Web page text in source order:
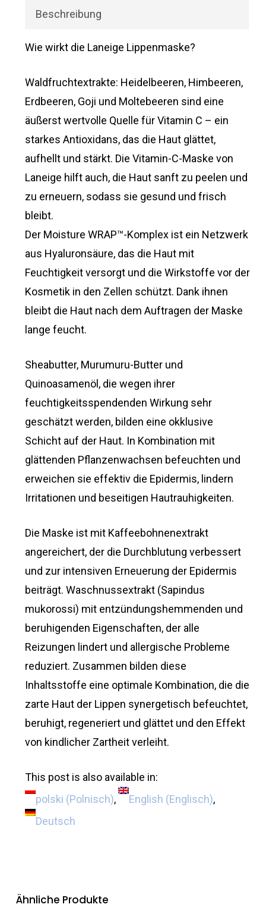
Beschreibung
Wie wirkt die Laneige Lippenmaske?
Waldfruchtextrakte: Heidelbeeren, Himbeeren,
Erdbeeren, Goji und Moltebeeren sind eine
äußerst wertvolle Quelle für Vitamin C – ein
starkes Antioxidans, das die Haut glättet,
aufhellt und stärkt. Die Vitamin-C-Maske von
Laneige hilft auch, die Haut sanft zu peelen und
zu erneuern, sodass sie gesund und frisch
bleibt.
Der Moisture WRAP™-Komplex ist ein Netzwerk
aus Hyaluronsäure, das die Haut mit
Feuchtigkeit versorgt und die Wirkstoffe vor der
Kosmetik in den Zellen schützt. Dank ihnen
bleibt die Haut nach dem Auftragen der Maske
lange feucht.
Sheabutter, Murumuru-Butter und
Quinoasamenöl, die wegen ihrer
feuchtigkeitsspendenden Wirkung sehr
geschätzt werden, bilden eine okklusive
Schicht auf der Haut. In Kombination mit
glättenden Pflanzenwachsen befeuchten und
erweichen sie effektiv die Epidermis, lindern
Irritationen und beseitigen Hautrauhigkeiten.
Die Maske ist mit Kaffeebohnenextrakt
angereichert, der die Durchblutung verbessert
und zur intensiven Erneuerung der Epidermis
beiträgt. Waschnussextrakt (Sapindus
mukorossi) mit entzündungshemmenden und
beruhigenden Eigenschaften, der alle
Reizungen lindert und allergische Probleme
reduziert. Zusammen bilden diese
Inhaltsstoffe eine optimale Kombination, die die
zarte Haut der Lippen synergetisch befeuchtet,
beruhigt, regeneriert und glättet und den Effekt
von kindlicher Zartheit verleiht.
This post is also available in:
polski (Polnisch) English (Englisch)
Deutsch
Ähnliche Produkte